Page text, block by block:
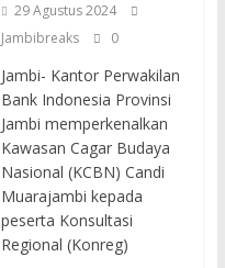
29 Agustus 2024
Jambibreaks
0
Jambi- Kantor Perwakilan
Bank Indonesia Provinsi
Jambi memperkenalkan
Kawasan Cagar Budaya
Nasional (KCBN) Candi
Muarajambi kepada
peserta Konsultasi
Regional (Konreg)